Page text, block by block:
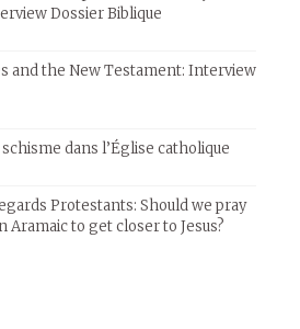
Dossier Biblique
and the New Testament: Interview
dans l’Église catholique
Protestants: Should we pray
Aramaic to get closer to Jesus?